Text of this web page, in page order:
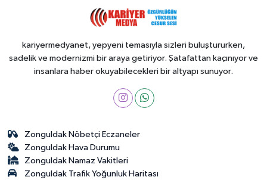
kariyermedyanet, yepyeni temasıyla sizleri buluştururken,
sadelik ve modernizmi bir araya getiriyor. Şatafattan kaçınıyor ve
insanlara haber okuyabilecekleri bir altyapı sunuyor.
Zonguldak Nöbetçi Eczaneler
Zonguldak Hava Durumu
Zonguldak Namaz Vakitleri
Zonguldak Trafik Yoğunluk Haritası